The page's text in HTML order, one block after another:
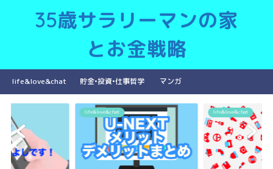
35歳サラリーマンの家
とお金戦略
life&love&chat 貯金•投資•仕事哲学 マンガ
life&love&chat life&love&chat